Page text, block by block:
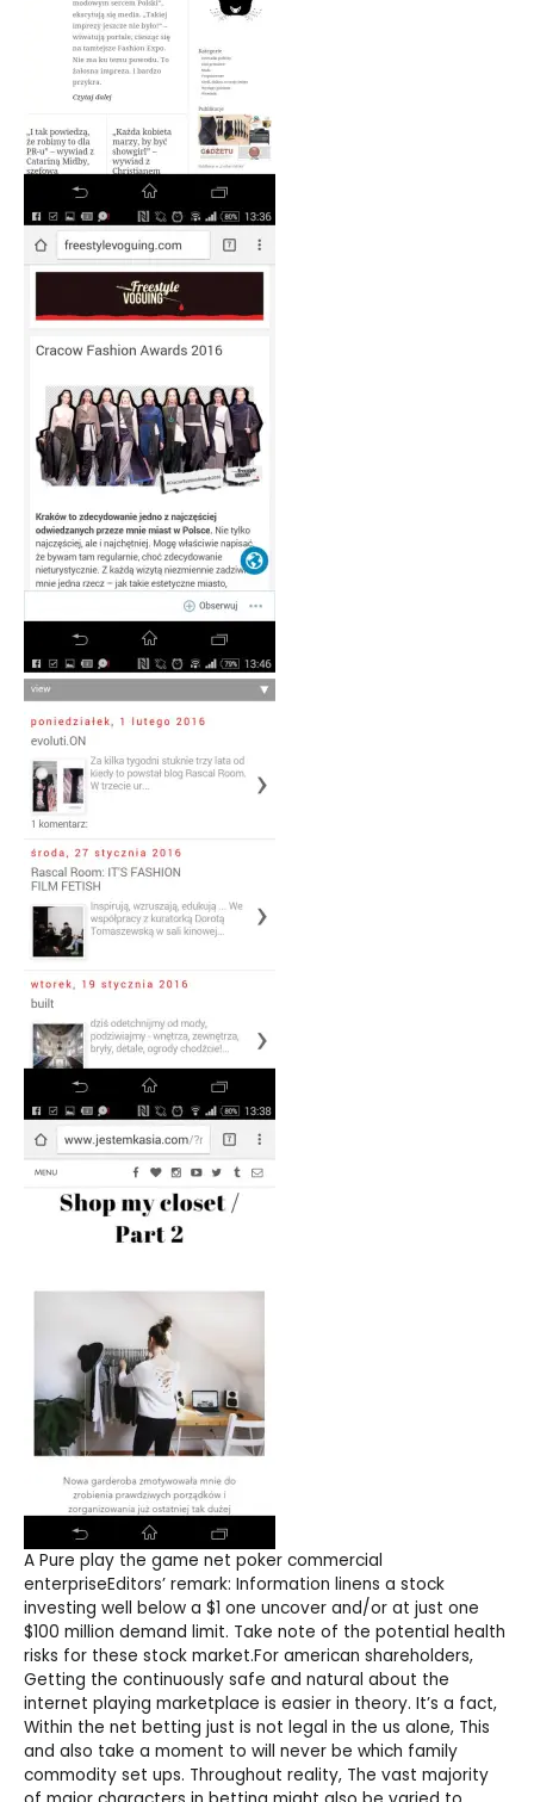
A Pure play the game net poker commercial
enterpriseEditors’ remark: Information linens a stock
investing well below a $1 one uncover and/or at just one
$100 million demand limit. Take note of the potential health
risks for these stock market.For american shareholders,
Getting the continuously safe and natural about the
internet playing marketplace is easier in theory. It’s a fact,
Within the net betting just is not legal in the us alone, This
and also take a moment to will never be which family
commodity set ups. Throughout reality, The vast majority